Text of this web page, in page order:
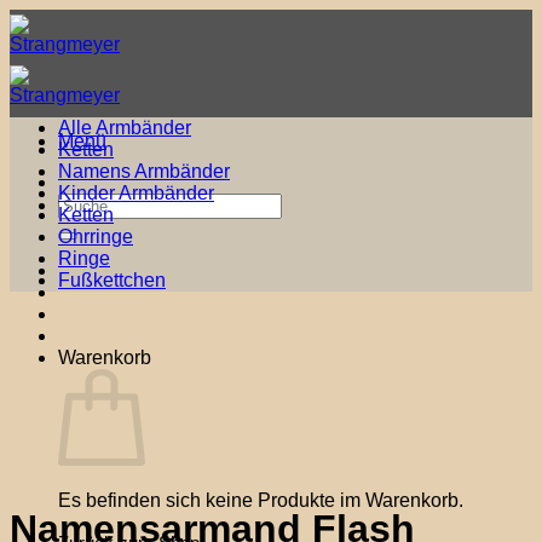
Zum
Inhalt
springen
Menü
Suche
nach:
Warenkorb
Es befinden sich keine Produkte im Warenkorb.
Alle Armbänder
Ketten
Namens Armbänder
Kinder Armbänder
Ketten
Ohrringe
Ringe
Fußkettchen
Namensarmand Flash